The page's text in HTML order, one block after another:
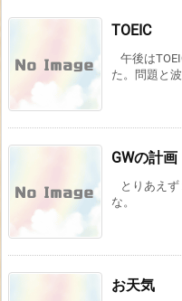
TOEIC
午後は
た。問題と
GWの計画
とりあえ
な。
お天気